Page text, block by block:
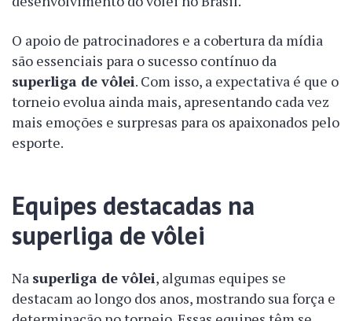
O apoio de patrocinadores e a cobertura da mídia
são essenciais para o sucesso contínuo da
superliga de vôlei. Com isso, a expectativa é que o
torneio evolua ainda mais, apresentando cada vez
mais emoções e surpresas para os apaixonados pelo
esporte.
Equipes destacadas na
superliga de vôlei
Na superliga de vôlei, algumas equipes se
destacam ao longo dos anos, mostrando sua força e